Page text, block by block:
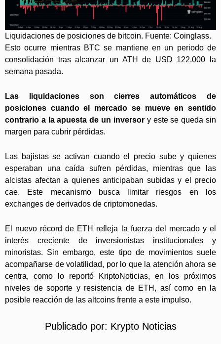
Liquidaciones de posiciones de bitcoin. Fuente: Coinglass.
Esto ocurre mientras BTC se mantiene en un periodo de
consolidación tras alcanzar un ATH de USD 122.000 la
semana pasada.
Las liquidaciones son cierres automáticos de
posiciones cuando el mercado se mueve en sentido
contrario a la apuesta de un inversor y este se queda sin
margen para cubrir pérdidas.
Las bajistas se activan cuando el precio sube y quienes
esperaban una caída sufren pérdidas, mientras que las
alcistas afectan a quienes anticipaban subidas y el precio
cae. Este mecanismo busca limitar riesgos en los
exchanges de derivados de criptomonedas.
El nuevo récord de ETH refleja la fuerza del mercado y el
interés creciente de inversionistas institucionales y
minoristas. Sin embargo, este tipo de movimientos suele
acompañarse de volatilidad, por lo que la atención ahora se
centra, como lo reportó KriptoNoticias, en los próximos
niveles de soporte y resistencia de ETH, así como en la
posible reacción de las altcoins frente a este impulso.
Publicado por: Krypto Noticias